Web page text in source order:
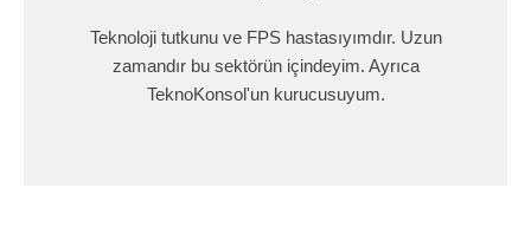
Teknoloji tutkunu ve FPS hastasıyımdır. Uzun
zamandır bu sektörün içindeyim. Ayrıca
TeknoKonsol'un kurucusuyum.